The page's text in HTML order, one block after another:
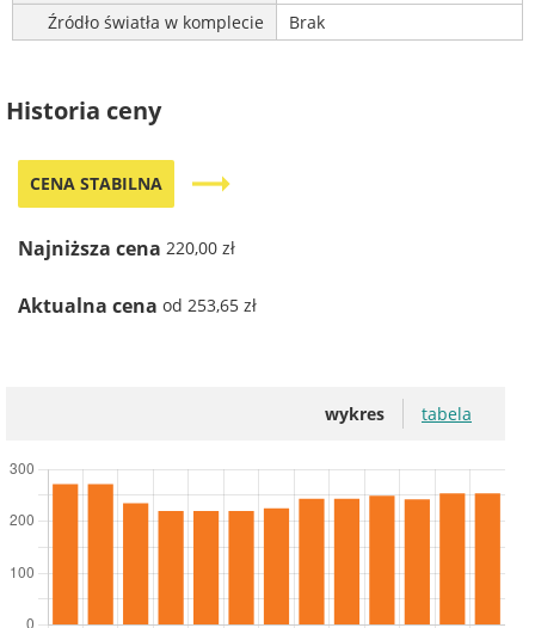
Źródło światła w komplecie Brak
Historia ceny
CENA STABILNA trending_flat
Najniższa cena 220,00 zł
Aktualna cena od 253,65 zł
wykres tabela